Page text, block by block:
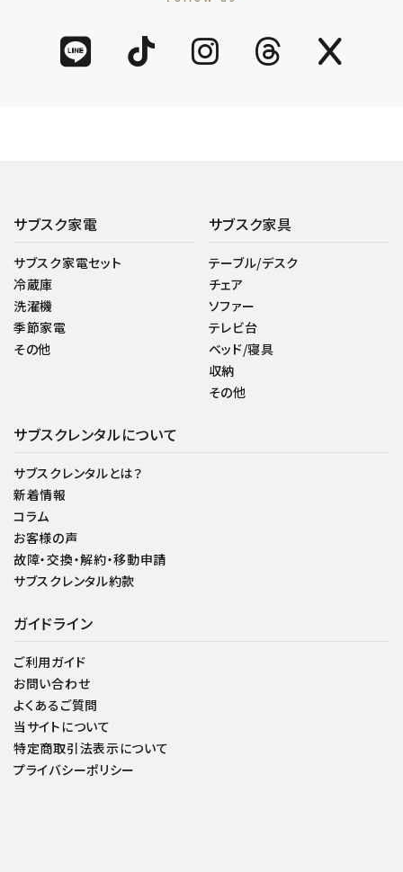
サブスク家電
サブスク家電セット
冷蔵庫
洗濯機
季節家電
その他
サブスク家具
テーブル/デスク
チェア
ソファー
テレビ台
ベッド/寝具
収納
その他
サブスクレンタルについて
サブスクレンタルとは？
新着情報
コラム
お客様の声
故障・交換・解約・移動申請
サブスクレンタル約款
ガイドライン
ご利用ガイド
お問い合わせ
よくあるご質問
当サイトについて
特定商取引法表示について
プライバシーポリシー